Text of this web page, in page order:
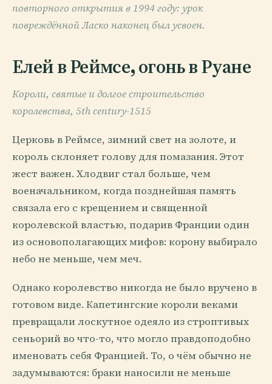
повторного открытия в 1994 году: урок
повреждённой Ласко наконец был усвоен.
Елей в Реймсе, огонь в Руане
Короли, святые и долгое строительство
королевства, 5th century-1515
Церковь в Реймсе, зимний свет на золоте, и
король склоняет голову для помазания. Этот
жест важен. Хлодвиг стал больше, чем
военачальником, когда позднейшая память
связала его с крещением и священной
королевской властью, подарив Франции один
из основополагающих мифов: корону выбирало
небо не меньше, чем меч.
Однако королевство никогда не было вручено в
готовом виде. Капетингские короли веками
превращали лоскутное одеяло из строптивых
сеньорий во что-то, что могло правдоподобно
именовать себя Францией. То, о чём обычно не
задумываются: браки наносили не меньше